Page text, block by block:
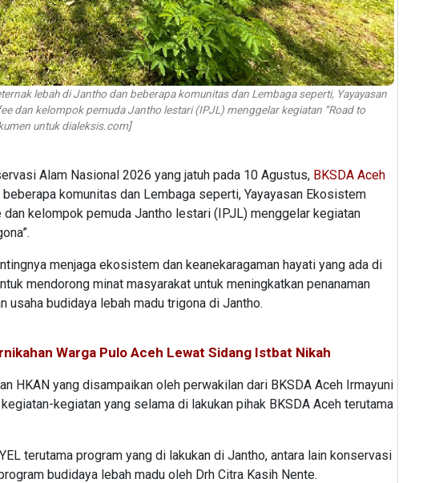
lebah di Jantho dan beberapa komunitas dan Lembaga seperti, Yayayasan
dan kelompok pemuda Jantho lestari (IPJL) menggelar kegiatan “Road to
untuk dialeksis.com]
Alam Nasional 2026 yang jatuh pada 10 Agustus, BKSDA Aceh
komunitas dan Lembaga seperti, Yayayasan Ekosistem
dan kelompok pemuda Jantho lestari (IPJL) menggelar kegiatan
menjaga ekosistem dan keanekaragaman hayati yang ada di
mendorong minat masyarakat untuk meningkatkan penanaman
usaha budidaya lebah madu trigona di Jantho.
Warga Pulo Aceh Lewat Sidang Istbat Nikah
HKAN yang disampaikan oleh perwakilan dari BKSDA Aceh Irmayuni
kegiatan yang selama di lakukan pihak BKSDA Aceh terutama
terutama program yang di lakukan di Jantho, antara lain konservasi
budidaya lebah madu oleh Drh Citra Kasih Nente.